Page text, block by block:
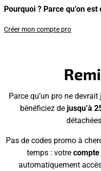
Pourquoi ? Parce qu’on
Créer mon compte pro
Parce qu’un pro ne
bénéficiez de jusqu’à
Pas de codes promo à
temps : votre
automatiquement